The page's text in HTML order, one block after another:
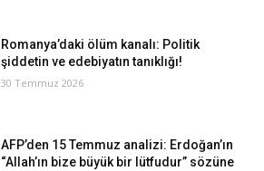
Romanya’daki ölüm kanalı: Politik
şiddetin ve edebiyatın tanıklığı!
30 Temmuz 2026
AFP’den 15 Temmuz analizi: Erdoğan’ın
“Allah’ın bize büyük bir lütfudur” sözüne